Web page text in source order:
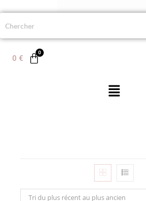
0 €
Tri du plus récent au plus ancien